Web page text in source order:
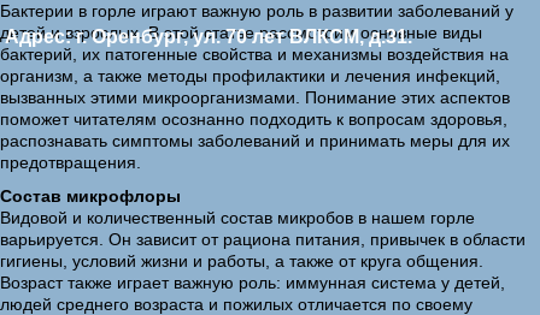
Адрес: г. Оренбург, ул. 70 лет ВЛКСМ, д.31.
Бактерии в горле играют важную роль в развитии заболеваний у
детей и взрослых. В этой статье рассмотрим основные виды
бактерий, их патогенные свойства и механизмы воздействия на
организм, а также методы профилактики и лечения инфекций,
вызванных этими микроорганизмами. Понимание этих аспектов
поможет читателям осознанно подходить к вопросам здоровья,
распознавать симптомы заболеваний и принимать меры для их
предотвращения.
Состав микрофлоры
Видовой и количественный состав микробов в нашем горле
варьируется. Он зависит от рациона питания, привычек в области
гигиены, условий жизни и работы, а также от круга общения.
Возраст также играет важную роль: иммунная система у детей,
людей среднего возраста и пожилых отличается по своему